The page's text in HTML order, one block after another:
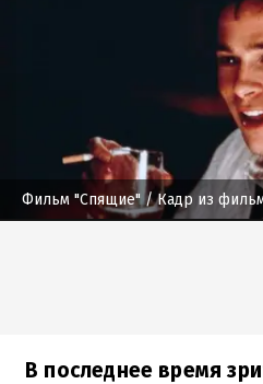
Фильм "Спящие"/ Кадр из
В последнее время